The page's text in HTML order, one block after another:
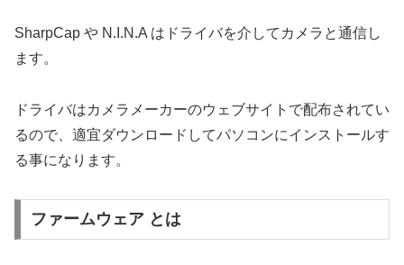
SharpCap や N.I.N.A はドライバを介してカメラと通信し
ます。
ドライバはカメラメーカーのウェブサイトで配布されてい
るので、適宜ダウンロードしてパソコンにインストールす
る事になります。
ファームウェア とは